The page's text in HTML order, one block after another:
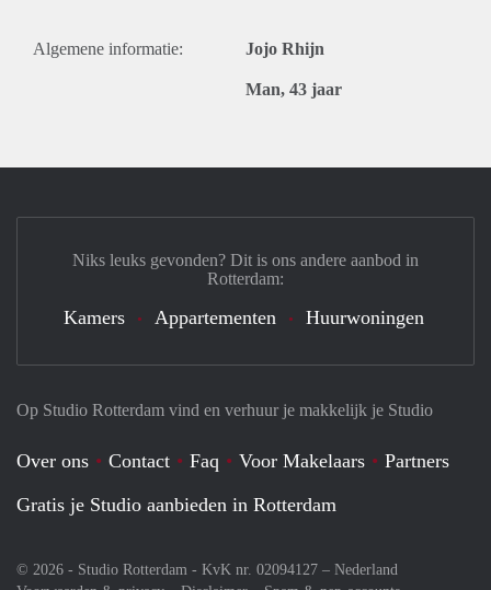
Algemene informatie: Jojo Rhijn
Man, 43 jaar
Op Studio Rotterdam vind en verhuur je makkelijk je Studio
Over ons Contact Faq Voor Makelaars
Partners
Gratis je Studio aanbieden in Rotterdam
© 2026 - Studio Rotterdam - KvK nr. 02094127 – Nederland
Niks leuks gevonden? Dit is ons andere aanbod in
Rotterdam:
Kamers Appartementen Huurwoningen